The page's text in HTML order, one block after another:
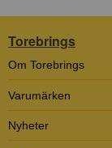
Torebrings
Om Torebrings
Varumärken
Nyheter